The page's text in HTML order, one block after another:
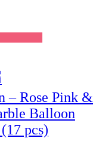
– Rose Pink &
Balloon
pcs)